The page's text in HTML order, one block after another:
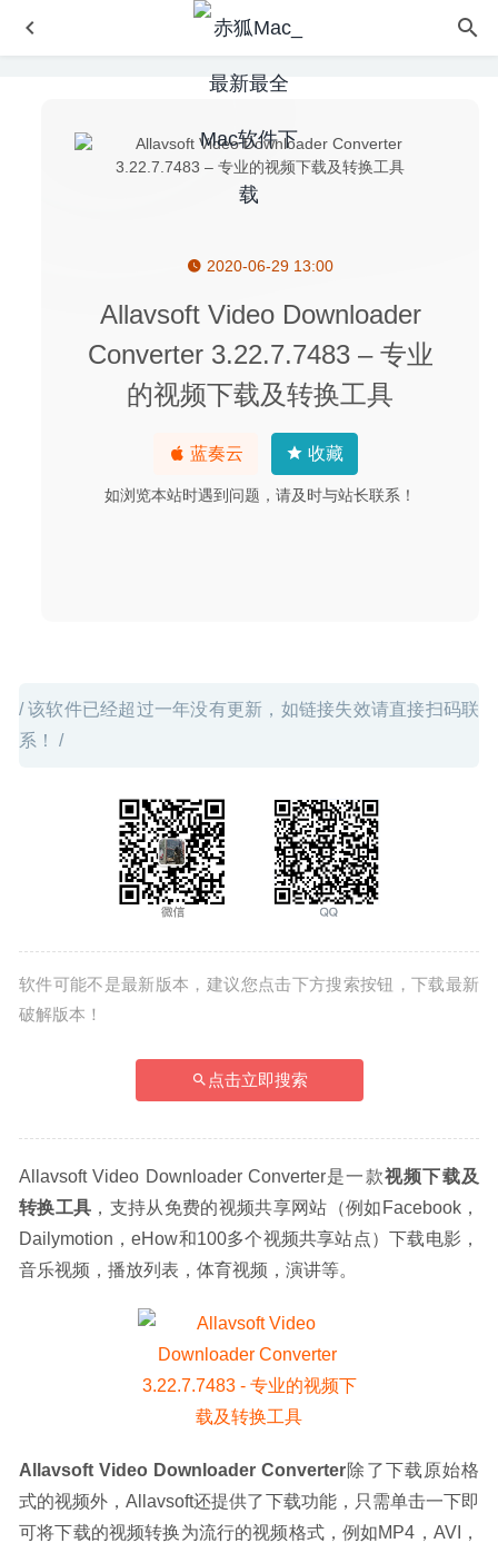
2020-06-29 13:00
Allavsoft Video Downloader
Converter 3.22.7.7483 – 专业
的视频下载及转换工具
蓝奏云 收藏
如浏览本站时遇到问题，请及时与站长联系！
/ 该软件已经超过一年没有更新，如链接失效请直接扫码联
系！ /
软件可能不是最新版本，建议您点击下方搜索按钮，下载最新
破解版本！
点击立即搜索
Allavsoft Video Downloader Converter是一款视频下载及
转换工具 ，支持从免费的视频共享网站（例如Facebook，
Dailymotion，eHow和100多个视频共享站点）下载电影，
音乐视频，播放列表，体育视频，演讲等。
Allavsoft Video Downloader Converter除了下载原始格
式的视频外，Allavsoft还提供了下载功能，只需单击一下即
可将下载的视频转换为流行的视频格式，例如MP4，AVI，
Amadeus Pro 2.8.4 (2524) 中文版-多音轨音频编辑器
System Dashboard 5.1.3 – macOS 系统运行状态监测工具
2026-06-12
AE 2018-2020版常用全套插件包汉化版-支持MacOS一键全
Soulver 3.4.4 – 在文本中计算的多功能计算器